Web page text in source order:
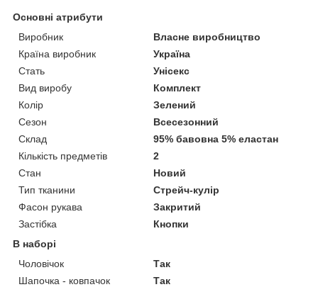
Основні атрибути
Виробник
Власне виробництво
Країна виробник
Україна
Стать
Унісекс
Вид виробу
Комплект
Колір
Зелений
Сезон
Всесезонний
Склад
95% бавовна 5% еластан
Кількість предметів
2
Стан
Новий
Тип тканини
Стрейч-кулір
Фасон рукава
Закритий
Застібка
Кнопки
В наборі
Чоловічок
Так
Шапочка - ковпачок
Так